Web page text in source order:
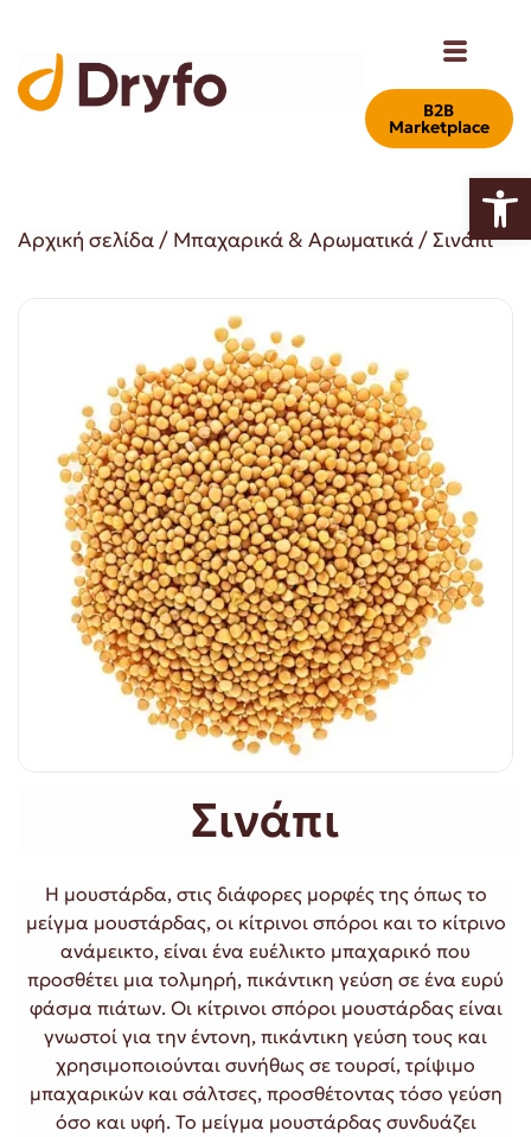
Β2Β
Marketplace
Αρχική σελίδα/ Μπαχαρικά & Αρωματικά/ Σινάπι
Σινάπι
Η μουστάρδα, στις διάφορες μορφές της όπως το
μείγμα μουστάρδας, οι κίτρινοι σπόροι και το κίτρινο
ανάμεικτο, είναι ένα ευέλικτο μπαχαρικό που
προσθέτει μια τολμηρή, πικάντικη γεύση σε ένα ευρύ
φάσμα πιάτων. Οι κίτρινοι σπόροι μουστάρδας είναι
γνωστοί για την έντονη, πικάντικη γεύση τους και
χρησιμοποιούνται συνήθως σε τουρσί, τρίψιμο
μπαχαρικών και σάλτσες, προσθέτοντας τόσο γεύση
όσο και υφή. Το μείγμα μουστάρδας συνδυάζει